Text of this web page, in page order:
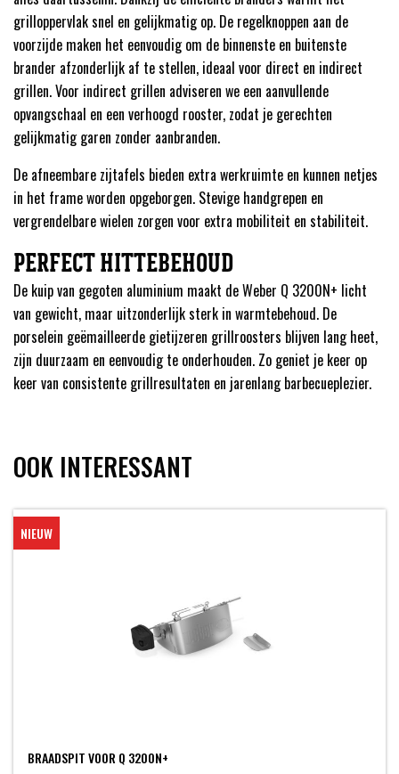
grilloppervlak snel en gelijkmatig op. De regelknoppen aan de
voorzijde maken het eenvoudig om de binnenste en buitenste
brander afzonderlijk af te stellen, ideaal voor direct en indirect
grillen. Voor indirect grillen adviseren we een aanvullende
opvangschaal en een verhoogd rooster, zodat je gerechten
gelijkmatig garen zonder aanbranden.
De afneembare zijtafels bieden extra werkruimte en kunnen netjes
in het frame worden opgeborgen. Stevige handgrepen en
vergrendelbare wielen zorgen voor extra mobiliteit en stabiliteit.
PERFECT HITTEBEHOUD
De kuip van gegoten aluminium maakt de Weber Q 3200N+ licht
van gewicht, maar uitzonderlijk sterk in warmtebehoud. De
porselein geëmailleerde gietijzeren grillroosters blijven lang heet,
zijn duurzaam en eenvoudig te onderhouden. Zo geniet je keer op
keer van consistente grillresultaten en jarenlang barbecueplezier.
OOK INTERESSANT
NIEUW
BRAADSPIT VOOR Q 3200N+